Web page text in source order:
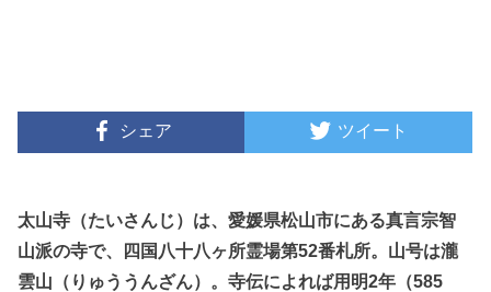
シェア ツイート
太山寺（たいさんじ）は、愛媛県松山市にある真言宗智
山派の寺で、四国八十八ヶ所霊場第52番札所。山号は瀧
雲山（りゅううんざん）。寺伝によれば用明2年（585